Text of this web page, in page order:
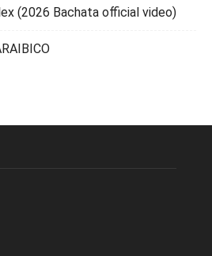
(2026 Bachata official video)